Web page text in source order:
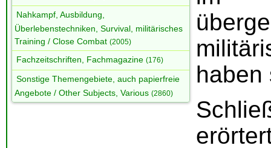
Nahkampf, Ausbildung,
Überlebenstechniken, Survival, militärisches
Training / Close Combat (2005)
Fachzeitschriften, Fachmagazine (176)
Sonstige Themengebiete, auch papierfreie
Angebote / Other Subjects, Various (2860)
haben